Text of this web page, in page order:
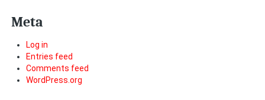
Meta
Log in
Entries feed
Comments feed
WordPress.org